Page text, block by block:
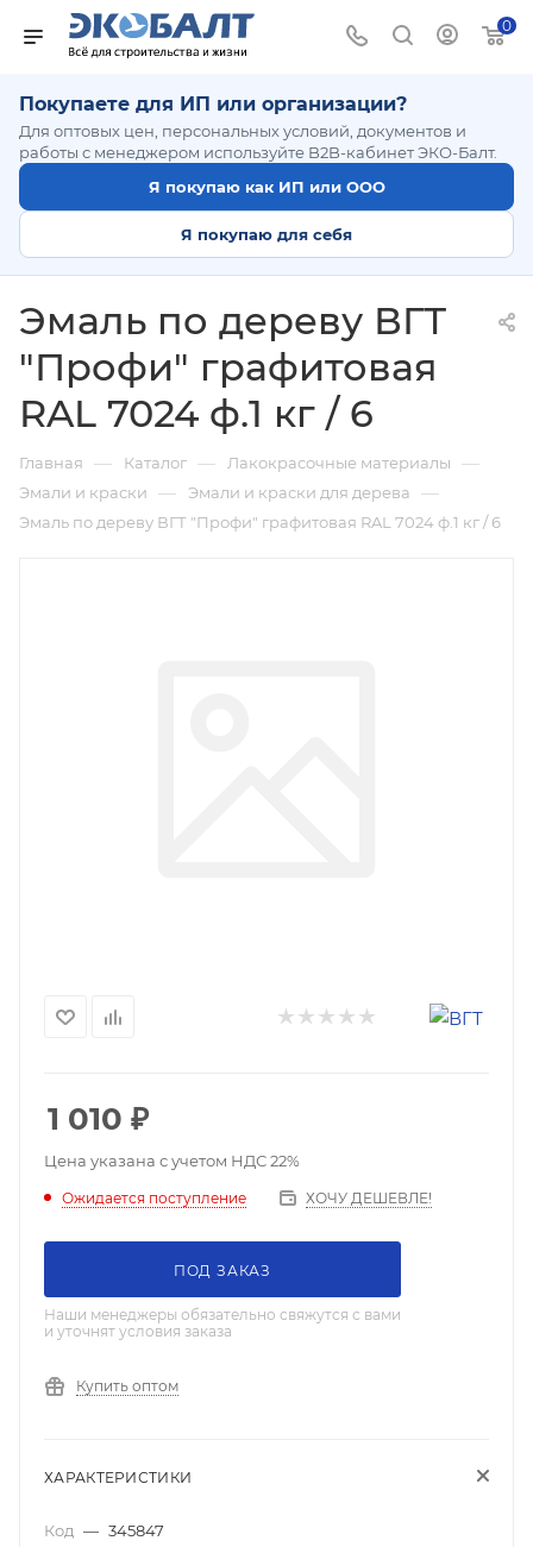
0
Покупаете для ИП или организации?
Для оптовых цен, персональных условий, документов и
работы с менеджером используйте B2B-кабинет ЭКО-Балт.
Я покупаю как ИП или ООО
Я покупаю для себя
Эмаль по дереву ВГТ
"Профи" графитовая
RAL 7024 ф.1 кг / 6
Главная — Каталог — Лакокрасочные материалы —
Эмали и краски — Эмали и краски для дерева —
Эмаль по дереву ВГТ "Профи" графитовая RAL 7024 ф.1 кг / 6
1 010 ₽
Цена указана с учетом НДС 22%
Ожидается поступление ХОЧУ ДЕШЕВЛЕ!
ПОД ЗАКАЗ
Наши менеджеры обязательно свяжутся с вами
и уточнят условия заказа
Купить оптом
ХАРАКТЕРИСТИКИ
Код — 345847